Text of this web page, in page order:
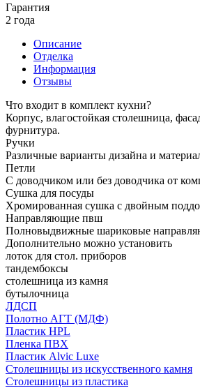
Гарантия
2 года
Описание
Отделка
Информация
Отзывы
Что входит в комплект кухни?
Корпус, влагостойкая столешница,
фурнитура.
Ручки
Различные варианты дизайна и
Петли
С доводчиком или без доводчика от
Сушка для посуды
Хромированная сушка с двойным
Направляющие пвш
Полновыдвижные шариковые
Дополнительно можно установить
лоток для стол. приборов
тандембоксы
столешница из камня
бутылочница
ЛДСП
Полотно АГТ (МДФ)
Пластик HPL
Пленка ПВХ
Пластик Alvic Luxe
Столешницы из искусственного камня
Столешницы из пластика